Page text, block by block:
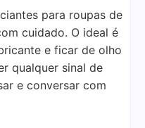
para roupas de
cuidado. O ideal é
e ficar de olho
qualquer sinal de
e conversar com